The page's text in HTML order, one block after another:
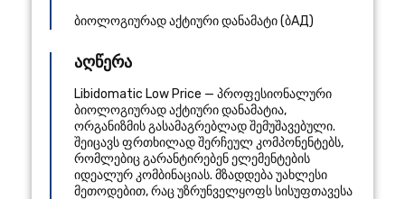
ბიოლოგიურად აქტიური დანამატი (ბАД)
აღწერა
Libidomatic Low Price — პროფესიონალური
ბიოლოგიურად აქტიური დანამატია,
ორგანიზმის გასამაგრებლად შემუშავებული.
შეიცავს ფრთხილად შერჩეულ კომპონენტებს,
რომლებიც გარანტირებენ ელემენტების
იდეალურ კომბინაციას. მზადდება უახლესი
მეთოდებით, რაც უზრუნველყოფს სისუფთავესა